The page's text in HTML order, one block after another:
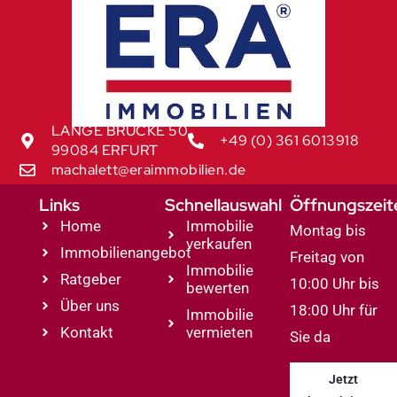
LANGE BRÜCKE 50
99084 ERFURT
+49 (0) 361 6013918
machalett@eraimmobilien.de
Links
Home
Immobilienangebot
Ratgeber
Über uns
Kontakt
Schnellauswahl
Immobilie
verkaufen
Immobilie
bewerten
Immobilie
vermieten
Montag bis
Freitag von
10:00 Uhr bis
18:00 Uhr für
Sie da
Jetzt